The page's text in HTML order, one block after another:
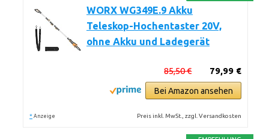
WORX WG349E.9 Akku
Teleskop-Hochentaster 20V,
ohne Akku und Ladegerät
79,99 €
85,50 €
Bei Amazon ansehen
* Anzeige Preis inkl. MwSt., zzgl. Versandkosten